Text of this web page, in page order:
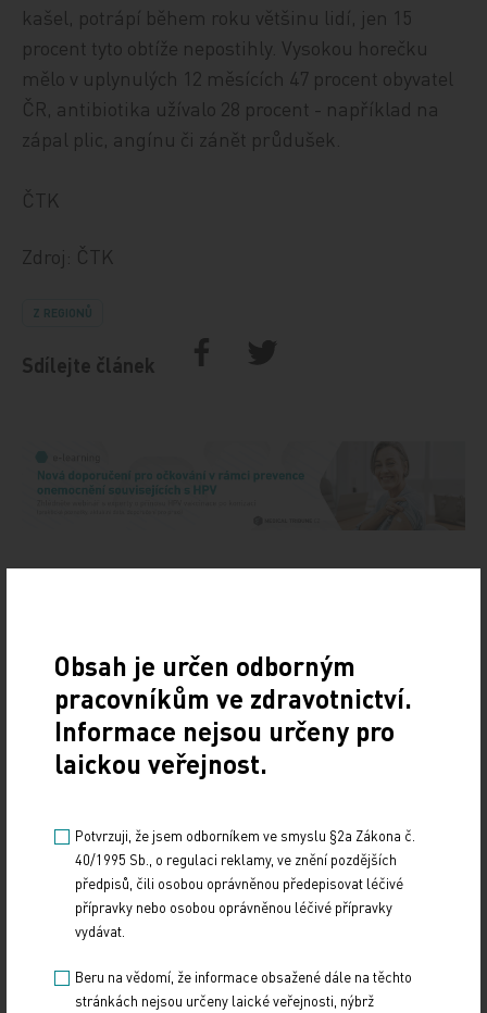
kašel, potrápí během roku většinu lidí, jen 15
procent tyto obtíže nepostihly. Vysokou horečku
mělo v uplynulých 12 měsících 47 procent obyvatel
ČR, antibiotika užívalo 28 procent - například na
zápal plic, angínu či zánět průdušek.
ČTK
Zdroj: ČTK
Z REGIONŮ
Sdílejte článek
19. světový kongres Controversies in Neurology
(CONy)
10. 3. 2025
Vystavování ePoukazů
17. 12. 2024
ePoukaz, kde ho lze uplatnit a jaké možnosti má lékař
při jeho předání pacientovi. Představí mimo…
Obsah je určen odborným
pracovníkům ve zdravotnictví.
Informace nejsou určeny pro
laickou veřejnost.
Potvrzuji, že jsem odborníkem ve smyslu §2a Zákona č.
40/1995 Sb., o regulaci reklamy, ve znění pozdějších
předpisů, čili osobou oprávněnou předepisovat léčivé
přípravky nebo osobou oprávněnou léčivé přípravky
vydávat.
Beru na vědomí, že informace obsažené dále na těchto
stránkách nejsou určeny laické veřejnosti, nýbrž